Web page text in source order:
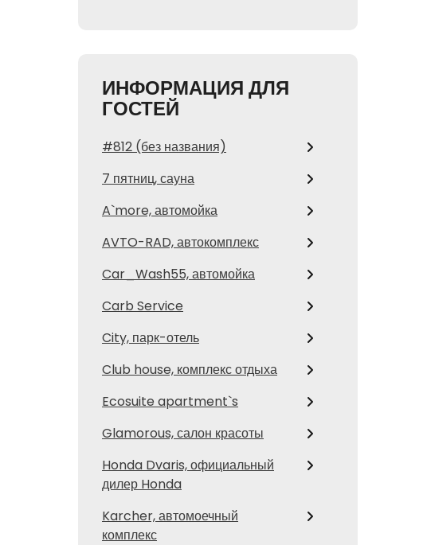
ИНФОРМАЦИЯ ДЛЯ
ГОСТЕЙ
#812 (без названия)
7 пятниц, сауна
A`more, автомойка
AVTO-RAD, автокомплекс
Car_Wash55, автомойка
Carb Service
City, парк-отель
Club house, комплекс отдыха
Ecosuite apartment`s
Glamorous, салон красоты
Honda Dvaris, официальный
дилер Honda
Karcher, автомоечный
комплекс